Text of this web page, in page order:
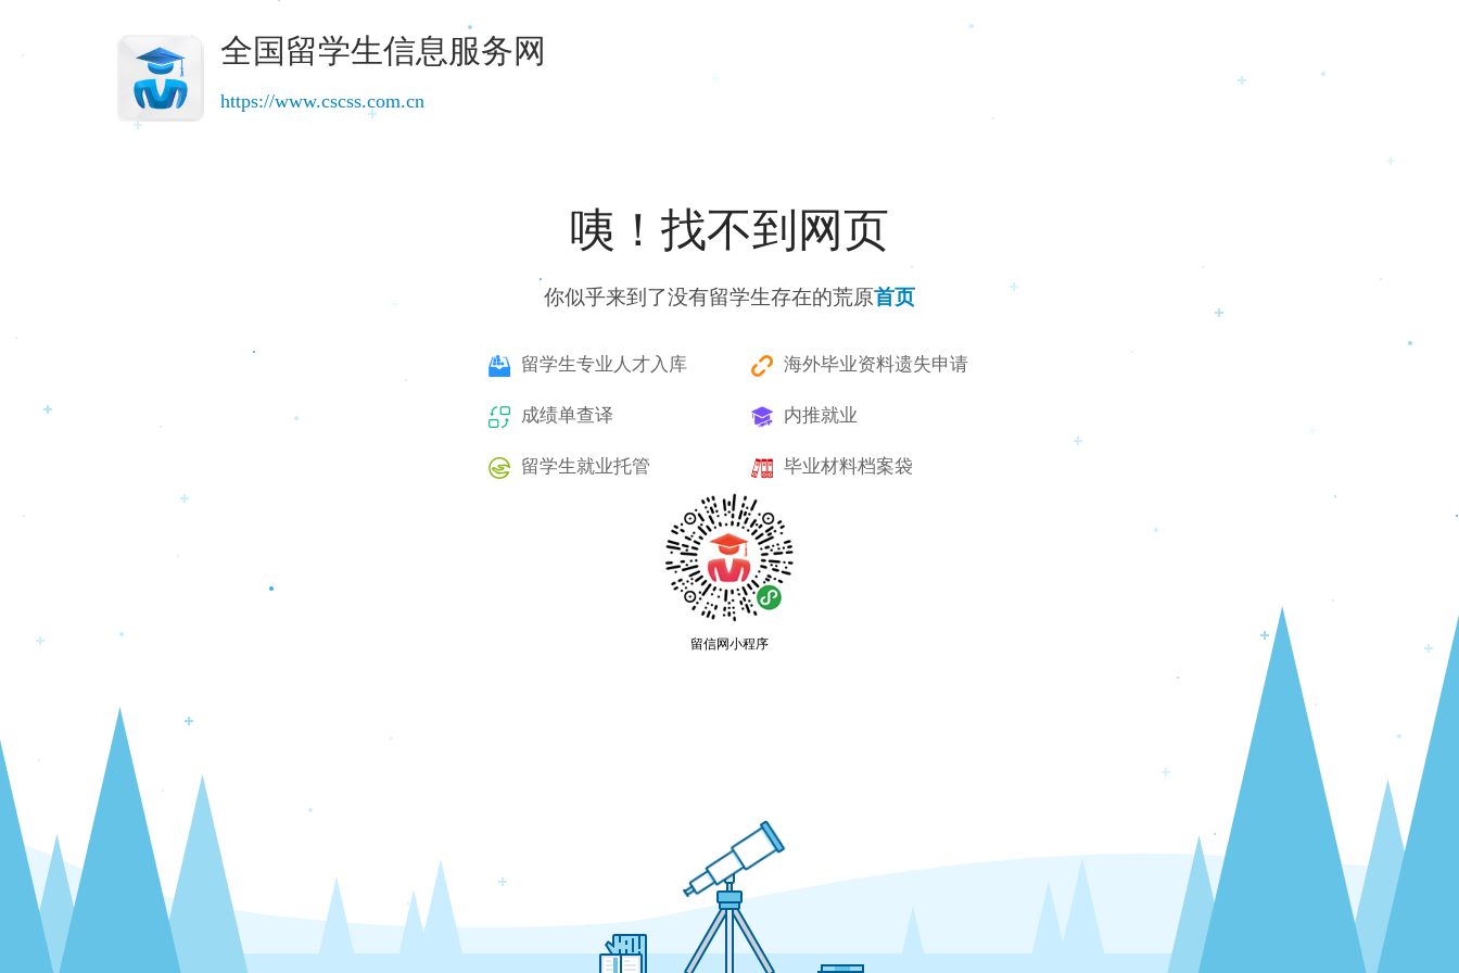
全国留学生信息服务网
https://www.cscss.com.cn
咦！找不到网页
你似乎来到了没有留学生存在的荒原首页
留学生专业人才入库 海外毕业资料遗失申请
成绩单查译 内推就业
留学生就业托管 毕业材料档案袋
留信网小程序